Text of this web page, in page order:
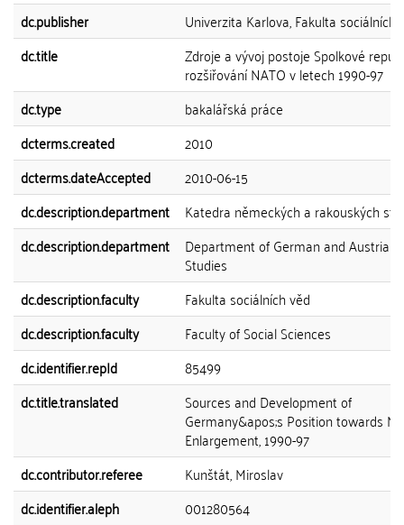
dc.publisher
Univerzita Karlova, Fakulta sociálních
dc.title
Zdroje a vývoj postoje Spolkové
rozšiřování NATO v letech 1990-97
dc.type
bakalářská práce
dcterms.created
2010
dcterms.dateAccepted
2010-06-15
dc.description.department
Katedra německých a rakouských
dc.description.department
Department of German and Austrian
Studies
dc.description.faculty
Fakulta sociálních věd
dc.description.faculty
Faculty of Social Sciences
dc.identifier.repId
85499
dc.title.translated
Sources and Development of
Germany&apos;s Position towards
Enlargement, 1990-97
dc.contributor.referee
Kunštát, Miroslav
dc.identifier.aleph
001280564